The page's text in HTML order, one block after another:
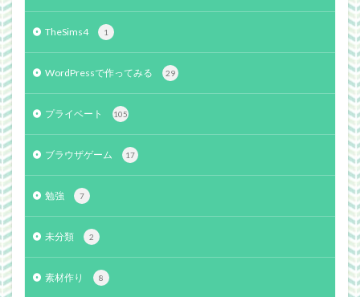
TheSims4 1
WordPressで作ってみる 29
プライベート 105
ブラウザゲーム 17
勉強 7
未分類 2
素材作り 8